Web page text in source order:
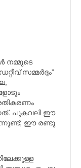
നമ്മുടെ
സമ്മര്‍ദ്ദം”
പുകവലി ഈ
ഈ രണ്ടു